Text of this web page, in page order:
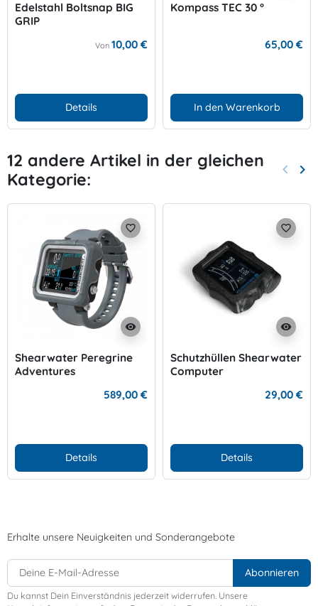
Edelstahl Boltsnap BIG
GRIP
Von 10,00 €
Details
Kompass TEC 30 °
65,00 €
In den Warenkorb
12 andere Artikel in der gleichen
Kategorie:
Zurück
keyboard_arrow_left keyboard_arrow_right
visibility
favorite_border
Shearwater Peregrine
Adventures
589,00 €
Details
visibility
favorite_border
Schutzhüllen Shearwater
Computer
29,00 €
Details
Erhalte unsere Neuigkeiten und Sonderangebote
Du kannst Dein Einverständnis jederzeit widerrufen. Unsere